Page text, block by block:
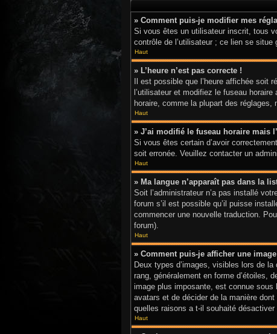
» Comment puis-je modifier mes
Si vous êtes un utilisateur inscrit, tous
contrôle de l’utilisateur ; ce lien se
Haut
» L’heure n’est pas correcte !
Il est possible que l’heure affichée
l’utilisateur et modifiez le fuseau
horaire, comme la plupart des réglages,
Haut
» J’ai modifié le fuseau horaire mais
Si vous êtes certain d’avoir
soit erronée. Veuillez contacter un
Haut
» Ma langue n’apparaît pas dans la
Soit l’administrateur n’a pas installé
forum s’il est possible qu’il puisse
commencer une nouvelle traduction.
forum).
Haut
» Comment puis-je afficher une
Deux types d’images, visibles lors de
rang, généralement en forme d’étoiles,
image plus imposante, est connue sous
avatars et de décider de la manière
quelles raisons a t-il souhaité
Haut